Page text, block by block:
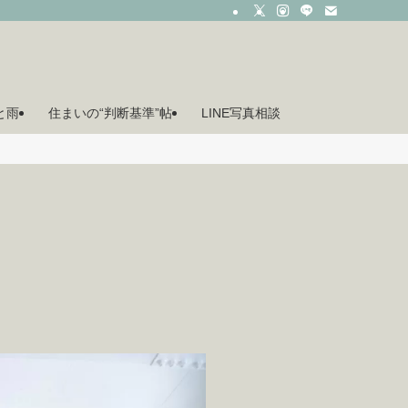
雨 住まいの“判断基準”帖 LINE写真相談